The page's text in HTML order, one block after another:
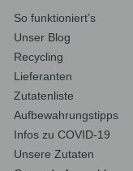
So funktioniert’s
Unser Blog
Recycling
Lieferanten
Zutatenliste
Aufbewahrungstipps
Infos zu COVID-19
Unsere Zutaten